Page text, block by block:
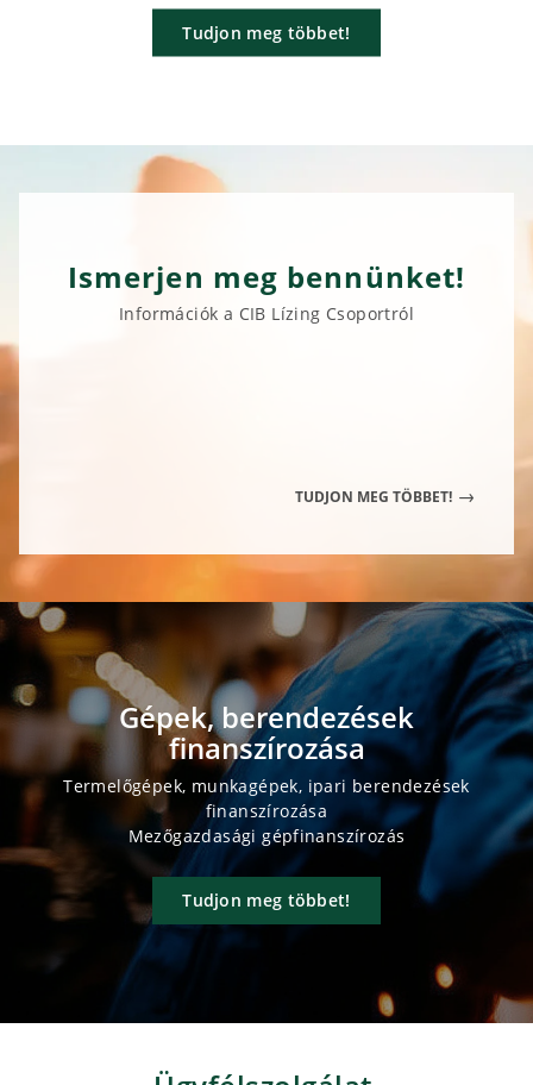
Tudjon meg többet!
Ismerjen meg bennünket!
Információk a CIB Lízing Csoportról
TUDJON MEG TÖBBET!
Gépek, berendezések
finanszírozása
Termelőgépek, munkagépek, ipari berendezések
finanszírozása
Mezőgazdasági gépfinanszírozás
Tudjon meg többet!